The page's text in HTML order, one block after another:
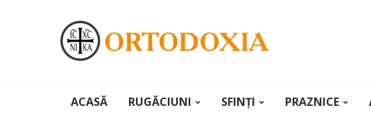
ACASĂ RUGĂCIUNI SFINȚI PRAZNICE